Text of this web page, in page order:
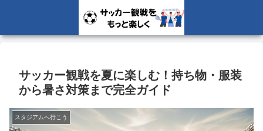
サッカー観戦を夏に楽しむ！持ち物・服装
から暑さ対策まで完全ガイド
スタジアムへ行こう